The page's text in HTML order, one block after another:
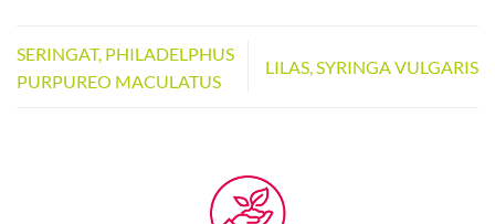
SERINGAT, PHILADELPHUS
PURPUREO MACULATUS
LILAS, SYRINGA VULGARIS